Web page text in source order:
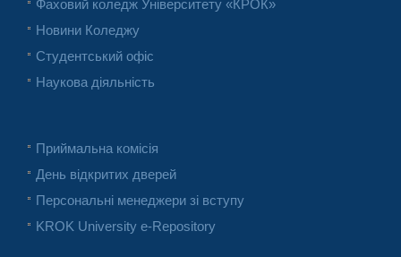
Фаховий коледж Університету «КРОК»
Новини Коледжу
Студентський офіс
Наукова діяльність
Приймальна комісія
День відкритих дверей
Персональні менеджери зі вступу
KROK University e-Repository